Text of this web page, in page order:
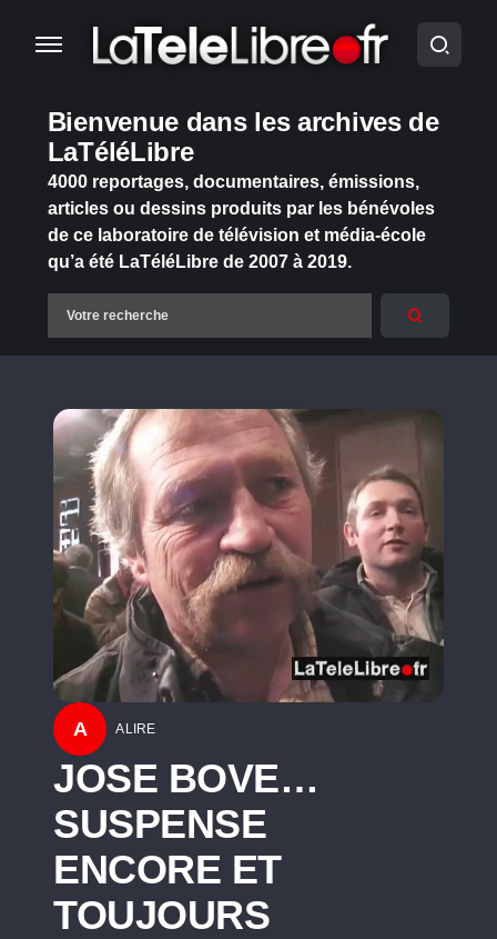
Bienvenue dans les archives de
LaTéléLibre
4000 reportages, documentaires, émissions,
articles ou dessins produits par les bénévoles
de ce laboratoire de télévision et média-école
qu’a été LaTéléLibre de 2007 à 2019.
A A LIRE
JOSE BOVE…
SUSPENSE
ENCORE ET
TOUJOURS